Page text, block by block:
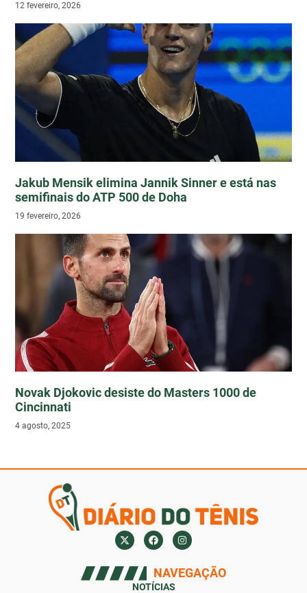
12 fevereiro, 2026
Jakub Mensik elimina Jannik Sinner e está nas
semifinais do ATP 500 de Doha
19 fevereiro, 2026
Novak Djokovic desiste do Masters 1000 de
Cincinnati
4 agosto, 2025
NAVEGAÇÃO
NOTÍCIAS